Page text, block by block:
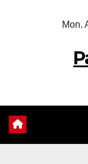
Mon.